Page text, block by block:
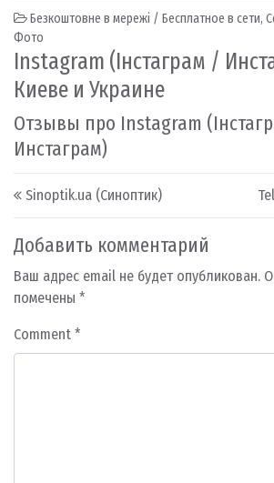
Безкоштовне в мережі / Бесплатное в сети,
Фото
Instagram (Інстаграм /
Киеве и Украине
Отзывы про Instagram
Инстаграм)
Post navigation
Sinoptik.ua (Синоптик)
Добавить комментарий
Ваш адрес email не будет опубликован.
помечены *
Comment *